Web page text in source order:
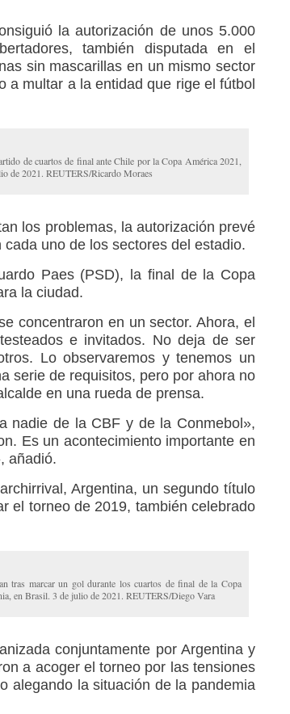
la autorización de unos 5.000
también disputada en el
sin mascarillas en un mismo sector
multar a la entidad que rige el fútbol
de cuartos de final ante Chile por la Copa América 2021,
de 2021. REUTERS/Ricardo Moraes
los problemas, la autorización prevé
uno de los sectores del estadio.
Paes (PSD), la final de la Copa
la ciudad.
concentraron en un sector. Ahora, el
e invitados. No deja de ser
Lo observaremos y tenemos un
serie de requisitos, pero por ahora no
en una rueda de prensa.
nadie de la CBF y de la Conmebol»,
Es un acontecimiento importante en
añadió.
Argentina, un segundo título
el torneo de 2019, también celebrado
tras marcar un gol durante los cuartos de final de la Copa
en Brasil. 3 de julio de 2021. REUTERS/Diego Vara
conjuntamente por Argentina y
a acoger el torneo por las tensiones
alegando la situación de la pandemia